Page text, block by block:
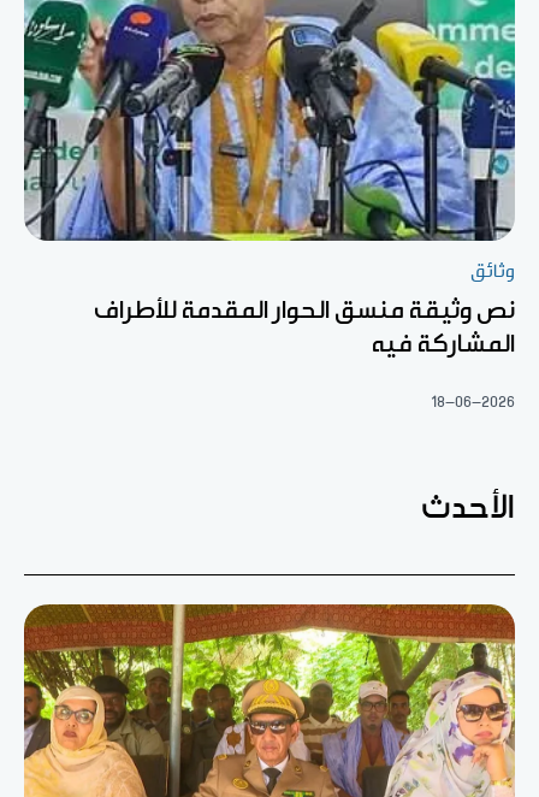
وثائق
نص وثيقة منسق الحوار المقدمة للأطراف
المشاركة فيه
18-06-2026
الأحدث